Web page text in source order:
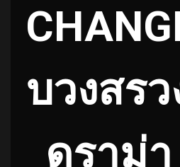
บวงสร
ดราม่า